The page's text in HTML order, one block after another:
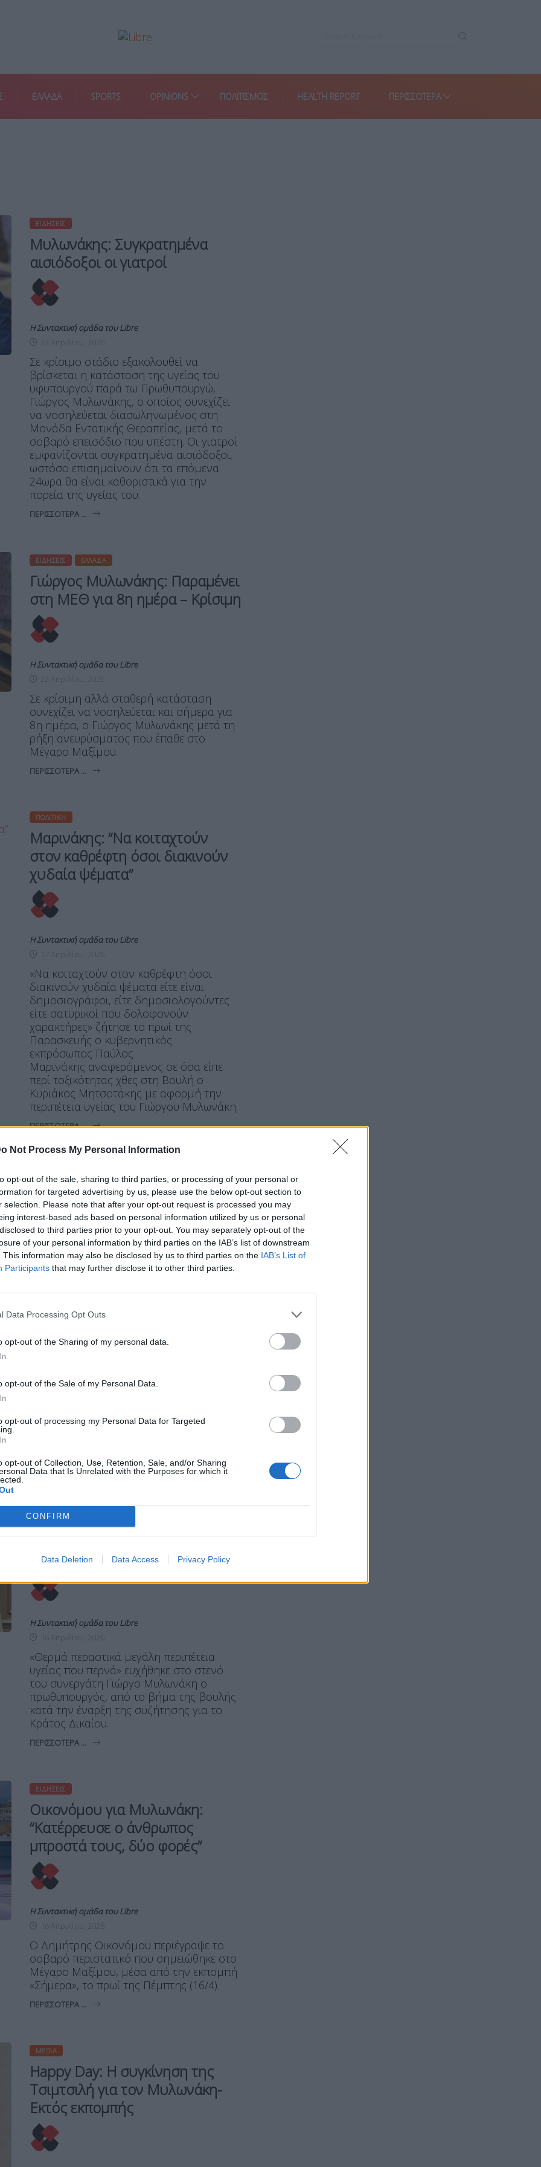
Not Process My Personal Information
opt-out of the sale, sharing to third parties, or processing of your personal or
for targeted advertising by us, please use the below opt-out section to
selection. Please note that after your opt-out request is processed you may
interest-based ads based on personal information utilized by us or personal
to third parties prior to your opt-out. You may separately opt-out of the
of your personal information by third parties on the IAB’s list of downstream
This information may also be disclosed by us to third parties on the IAB’s List of
Participants that may further disclose it to other third parties.
Data Processing Opt Outs
opt-out of the Sharing of my personal data.
opt-out of the Sale of my Personal Data.
opt-out of processing my Personal Data for Targeted
opt-out of Collection, Use, Retention, Sale, and/or Sharing
Data that Is Unrelated with the Purposes for which it
CONFIRM
Data Deletion Data Access Privacy Policy
ΕΛΛΑΔΑ SPORTS OPINIONS ΠΟΛΙΤΙΣΜΟΣ HEALTH REPORT ΠΕΡΙΣΣΌΤΕΡΑ
ΕΙΔΉΣΕΙΣ
Μυλωνάκης: Συγκρατημένα
αισιόδοξοι οι γιατροί
Η Συντακτική ομάδα του Libre
Σε κρίσιμο στάδιο εξακολουθεί να
βρίσκεται η κατάσταση της υγείας του
υφυπουργού παρά τω Πρωθυπουργώ,
Γιώργος Μυλωνάκης, ο οποίος συνεχίζει
να νοσηλεύεται διασωληνωμένος στη
Μονάδα Εντατικής Θεραπείας, μετά το
σοβαρό επεισόδιο που υπέστη. Οι γιατροί
εμφανίζονται συγκρατημένα αισιόδοξοι,
ωστόσο επισημαίνουν ότι τα επόμενα
24ωρα θα είναι καθοριστικά για την
πορεία της υγείας του.
ΠΕΡΙΣΣΌΤΕΡΑ ...
ΕΙΔΉΣΕΙΣ ΕΛΛΆΔΑ
Γιώργος Μυλωνάκης: Παραμένει
στη ΜΕΘ για 8η ημέρα – Κρίσιμη
Η Συντακτική ομάδα του Libre
Σε κρίσιμη αλλά σταθερή κατάσταση
συνεχίζει να νοσηλεύεται και σήμερα για
8η ημέρα, ο Γιώργος Μυλωνάκης μετά τη
ρήξη ανευρύσματος που έπαθε στο
Μέγαρο Μαξίμου.
ΠΕΡΙΣΣΌΤΕΡΑ ...
ΠΟΛΙΤΙΚΉ
Μαρινάκης: “Να κοιταχτούν
στον καθρέφτη όσοι διακινούν
χυδαία ψέματα”
Η Συντακτική ομάδα του Libre
«Να κοιταχτούν στον καθρέφτη όσοι
διακινούν χυδαία ψέματα είτε είναι
δημοσιογράφοι, είτε δημοσιολογούντες
είτε σατυρικοί που δολοφονούν
χαρακτήρες» ζήτησε το πρωί της
Παρασκευής ο κυβερνητικός
εκπρόσωπος Παύλος
Μαρινάκης αναφερόμενος σε όσα είπε
περί τοξικότητας χθες στη Βουλή ο
Κυριάκος Μητσοτάκης με αφορμή την
περιπέτεια υγείας του Γιώργου Μυλωνάκη.
ΠΕΡΙΣΣΌΤΕΡΑ ...
Θεμιστοκλέους Σταθερή η
κατάσταση του Γιώργου
Μυλωνάκη – Θα κερδίσει
Η Συντακτική ομάδα του Libre
16 Απριλίου, 2026
μίλησε ο υφυπουργός Υγείας Μάριος
τω Πρωθυπουργώ, Γιώργου Μυλωνάκη, ο
έπειτα από λιποθυμικό επεισόδιο που
Μητσοτάκης για Μυλωνάκη:
Είμαι σίγουρος ότι θα βγει
νικητής
Η Συντακτική ομάδα του Libre
«Θερμά περαστικά μεγάλη περιπέτεια
υγείας που περνά» ευχήθηκε στο στενό
του συνεργάτη Γιώργο Μυλωνάκη ο
πρωθυπουργός, από το βήμα της βουλής
κατά την έναρξη της συζήτησης για το
Κράτος Δικαίου.
ΠΕΡΙΣΣΌΤΕΡΑ ...
ΕΙΔΉΣΕΙΣ
Οικονόμου για Μυλωνάκη:
“Κατέρρευσε ο άνθρωπος
μπροστά τους, δύο φορές”
Η Συντακτική ομάδα του Libre
Ο Δημήτρης Οικονόμου περιέγραψε το
σοβαρό περιστατικό που σημειώθηκε στο
Μέγαρο Μαξίμου, μέσα από την εκπομπή
«Σήμερα», το πρωί της Πέμπτης (16/4).
ΠΕΡΙΣΣΌΤΕΡΑ ...
MEDIA
Happy Day: Η συγκίνηση της
Τσιμτσιλή για τον Μυλωνάκη-
Εκτός εκπομπής